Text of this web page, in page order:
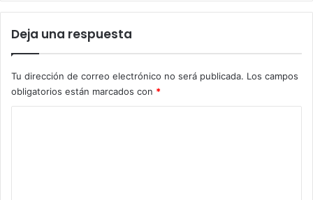
Deja una respuesta
Tu dirección de correo electrónico no será publicada. Los campos
obligatorios están marcados con *